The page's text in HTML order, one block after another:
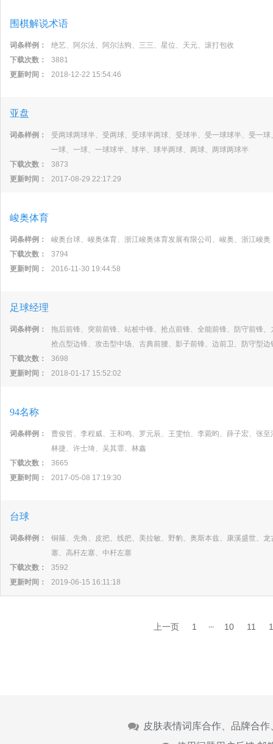
围棋解说术语
词条样例：
绝艺、阿尔法、阿尔法狗、三三、星位、天元、滚打包收
下载次数：
3881
更新时间：
2018-12-22 15:54:46
亚盘
词条样例：
受两球两球半、受两球、受球半两球、受球半、受一球球半、受一
一球、一球、一球球半、球半、球半两球、两球、两球两球半
下载次数：
3873
更新时间：
2017-08-29 22:17:29
峻奥体育
词条样例：
峻奥台球、峻奥体育、浙江峻奥体育发展有限公司、峻奥、浙江峻奥
下载次数：
3794
更新时间：
2016-11-30 19:44:58
足球经理
词条样例：
拖后前锋、突前前锋、站桩中锋、抢点前锋、全能前锋、防守前锋
抢点型边锋、攻击型中场、古典前腰、影子前锋、边前卫、防守型
下载次数：
3698
更新时间：
2018-01-17 15:52:02
94名称
词条样例：
曹俊哲、李程威、王和鸣、罗元辰、王雯怡、李菀昀、薛子宏、张
林捷、许士埼、吴其霏、林鑫
下载次数：
3665
更新时间：
2017-05-08 17:19:30
台球
词条样例：
铜箍、先角、皮把、线把、美拉敏、野豹、奥斯本兹、康溪盛世、
塞、高杆左塞、中杆左塞
下载次数：
3592
更新时间：
2019-06-15 16:11:18
上一页 1 ... 10 11
皮肤表情词库合作、品牌合